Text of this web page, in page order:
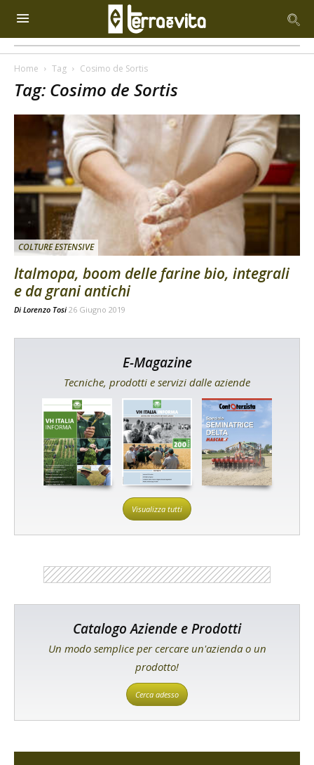
Home Tag Cosimo de Sortis
Tag: Cosimo de Sortis
COLTURE ESTENSIVE
Italmopa, boom delle farine bio, integrali
e da grani antichi
Di Lorenzo Tosi 26 Giugno 2019
E-Magazine
Tecniche, prodotti e servizi dalle aziende
Visualizza tutti
Catalogo Aziende e Prodotti
Un modo semplice per cercare un'azienda o un
prodotto!
Cerca adesso